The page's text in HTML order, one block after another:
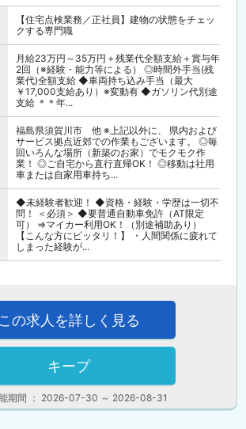
【住宅点検業務／正社員】建物の状態をチェッ
クする専門職
月給23万円～35万円＋残業代全額支給＋賞与年
2回（※経験・能力等による） ◎時間外手当(残
業代)全額支給 ◆車両持ち込み手当（最大
￥17,000支給あり）※変動有 ◆ガソリン代別途
支給 ＊＊年...
福島県須賀川市 他 ※上記以外に、 県内および
サービス拠点近郊での作業もございます。 ◎毎
回いろんな場所（新築のお家）でモクモク作
業！ ◎ご自宅から直行直帰OK！ ◎移動は社用
車または自家用車持ち...
◆未経験者歓迎！ ◆資格・経験・学歴は一切不
問！ ＜必須＞ ◆要普通自動車免許（AT限定
可） ⇒マイカー利用OK！（別途補助あり）
【こんな方にピッタリ！】 ・人間関係に疲れて
しまった経験が...
期間 ： 2026-07-30 ～ 2026-08-31
この求人を詳しく見る
キープ